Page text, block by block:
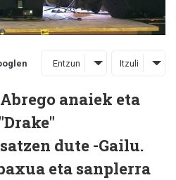
Entzun Itzuli
anaiek eta
dute -Gailu.
eta sanplerra